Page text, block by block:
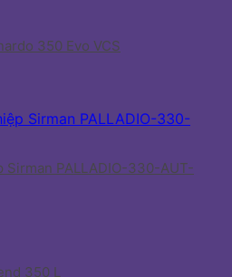
350 Evo VCS
PALLADIO-330-AUT-
350 L